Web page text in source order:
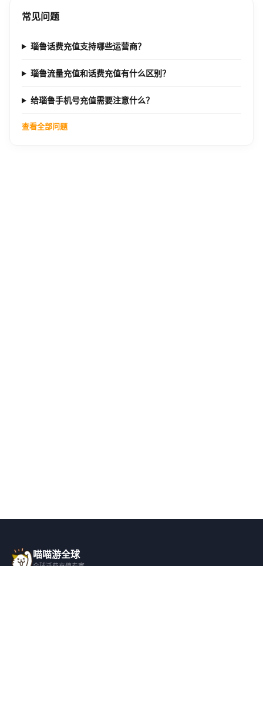
常见问题
瑙鲁话费充值支持哪些运营商？
瑙鲁流量充值和话费充值有什么区别？
给瑙鲁手机号充值需要注意什么？
查看全部问题
喵喵游全球
全球话费充值专家